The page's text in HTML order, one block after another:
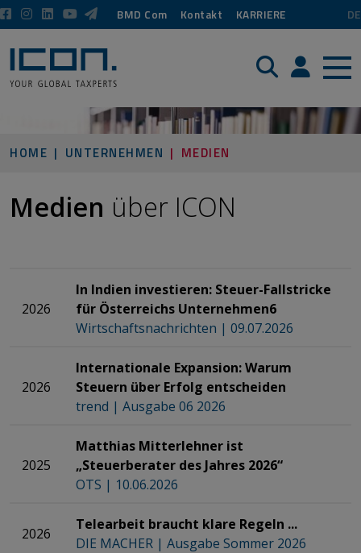
BMD Com Kontakt KARRIERE DE
Suche Login /
HOME UNTERNEHMEN MEDIEN
Medien über ICON
2026
In Indien investieren: Steuer-Fallstricke
für Österreichs Unternehmen6​​​​​​​​​​​​​​​​​​​​​​​​​​​​​​​​​​​​​​​​​​
Wirtschaftsnachrichten | 09.07.2026
2026
Internationale Expansion: Warum
Steuern über Erfolg entscheiden
trend | Ausgabe 06 2026
2025
Matthias Mitterlehner ist
„Steuerberater des Jahres 2026“​​​​​​​​​​​​​​​​​​​​​​​​​​​​​​​​​​​​​​​​​​
OTS | 10.06.2026
2026
Telearbeit braucht klare Regeln ...
DIE MACHER | Ausgabe Sommer 2026